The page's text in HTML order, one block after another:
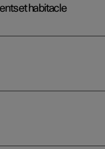
et habitacle